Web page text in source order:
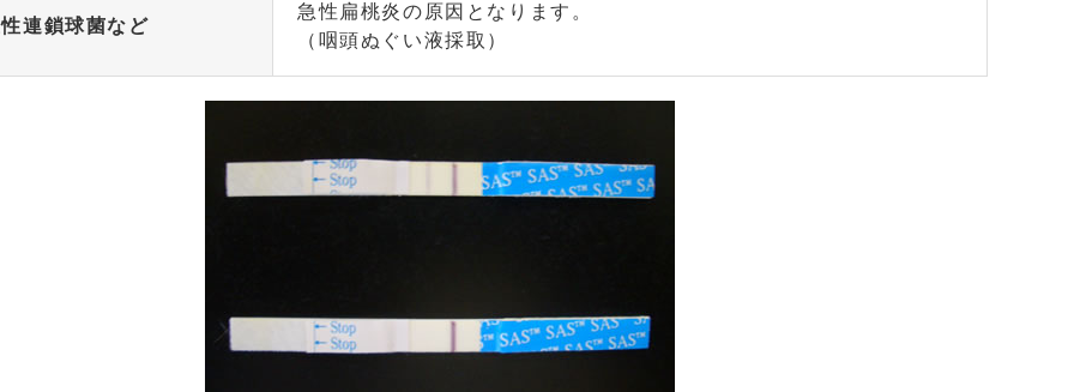
連鎖球菌など
急性扁桃炎の原因となります。
（咽頭ぬぐい液採取）